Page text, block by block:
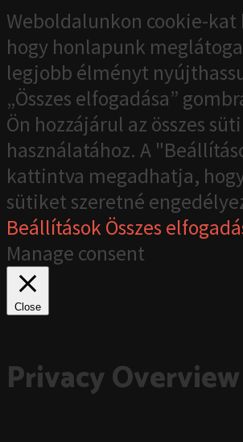
Weboldalunkon cookie-kat
hogy honlapunk
legjobb élményt
„Összes elfogadása”
Ön hozzájárul az összes süti
használatához. A
kattintva megadhatja,
sütiket szeretné
BeállításokÖsszes
Manage consent
Close
Privacy Overview